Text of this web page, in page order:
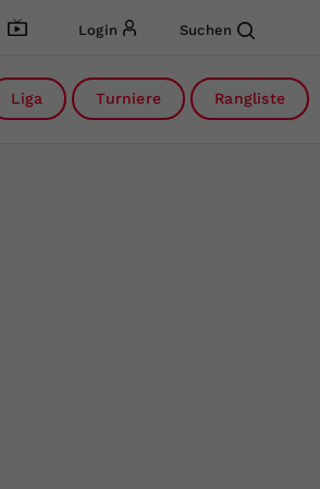
Login Suchen
Liga Turniere Rangliste